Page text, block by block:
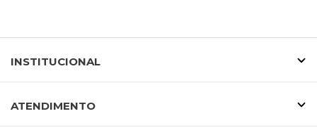
INSTITUCIONAL
ATENDIMENTO